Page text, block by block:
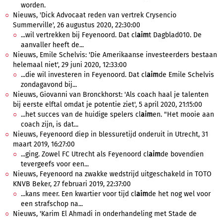
worden.
Nieuws, 'Dick Advocaat reden van vertrek Crysencio
Summerville', 26 augustus 2020, 22:30:00
...wil vertrekken bij Feyenoord. Dat claimt Dagblad010. De
aanvaller heeft de...
Nieuws, Emile Schelvis: 'Die Amerikaanse investeerders bestaan
helemaal niet', 29 juni 2020, 12:33:00
...die wil investeren in Feyenoord. Dat claimde Emile Schelvis
zondagavond bij...
Nieuws, Giovanni van Bronckhorst: 'Als coach haal je talenten
bij eerste elftal omdat je potentie ziet', 5 april 2020, 21:15:00
...het succes van de huidige spelers claimen. "Het mooie aan
coach zijn, is dat...
Nieuws, Feyenoord diep in blessuretijd onderuit in Utrecht, 31
maart 2019, 16:27:00
...ging. Zowel FC Utrecht als Feyenoord claimde bovendien
tevergeefs voor een...
Nieuws, Feyenoord na zwakke wedstrijd uitgeschakeld in TOTO
KNVB Beker, 27 februari 2019, 22:37:00
...kans meer. Een kwartier voor tijd claimde het nog wel voor
een strafschop na...
Nieuws, 'Karim El Ahmadi in onderhandeling met Stade de